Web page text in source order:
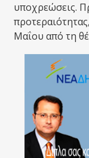
υποχρεώσεις.
Μαΐου από τη